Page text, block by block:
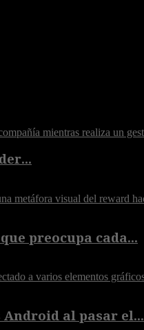
preocupa cada...
al pasar el...